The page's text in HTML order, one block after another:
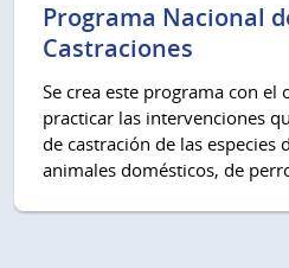
Programa Nacional
Castraciones
Se crea este programa con el
practicar las intervenciones
de castración de las especies
animales domésticos, de